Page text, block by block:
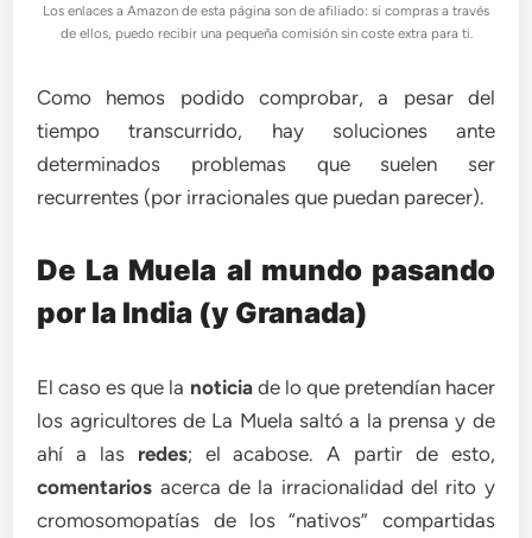
Los enlaces a Amazon de esta página son de afiliado: si compras a través
de ellos, puedo recibir una pequeña comisión sin coste extra para ti.
Como hemos podido comprobar, a pesar del
tiempo transcurrido, hay soluciones ante
determinados problemas que suelen ser
recurrentes (por irracionales que puedan parecer).
De La Muela al mundo pasando
por la India (y Granada)
El caso es que la noticiade lo que pretendían hacer
los agricultores de La Muela saltó a la prensa y de
ahí a las redes; el acabose. A partir de esto,
comentarios acerca de la irracionalidad del rito y
cromosomopatías de los “nativos” compartidas